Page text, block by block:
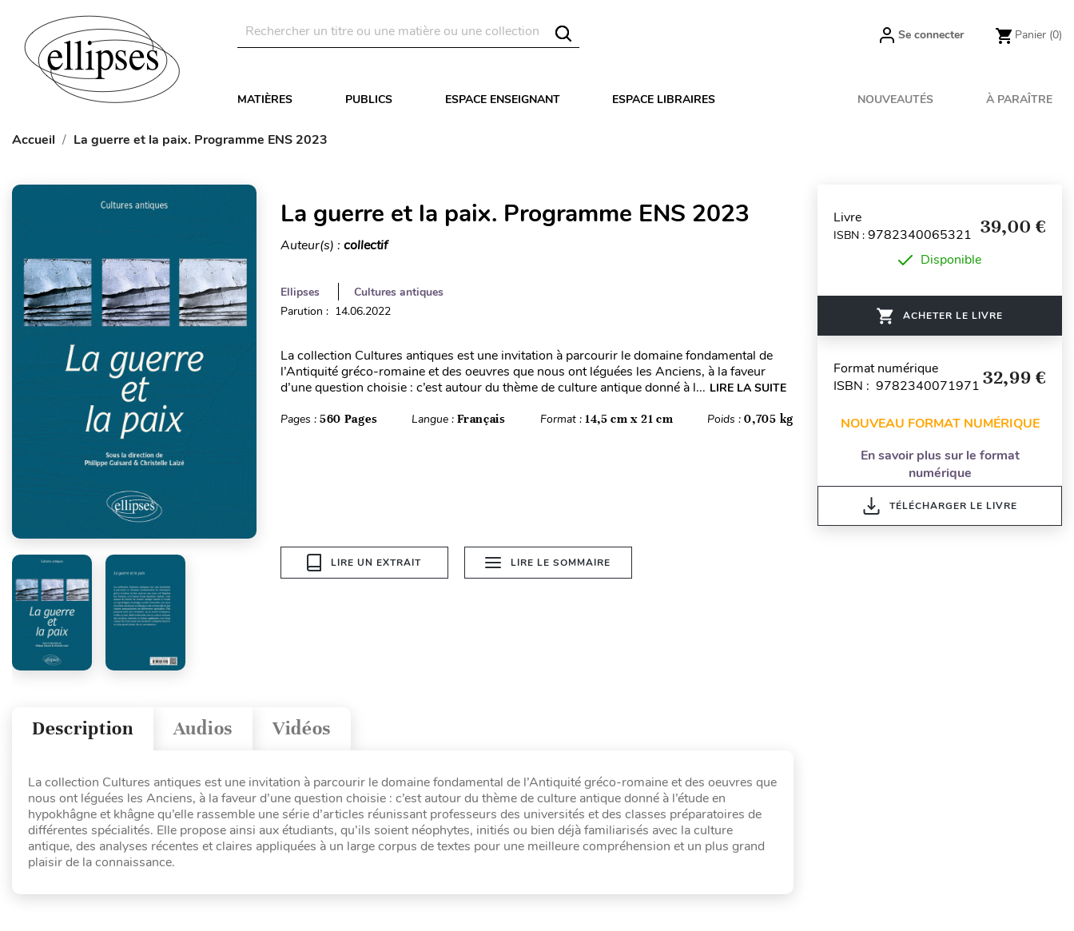
Se connecter Panier (0)
MATIÈRES PUBLICS ESPACE ENSEIGNANT ESPACE LIBRAIRES NOUVEAUTÉS À PARAÎTRE
Accueil La guerre et la paix. Programme ENS 2023
La guerre et la paix. Programme ENS 2023
Auteur(s) : collectif
Ellipses
Cultures antiques
Parution : 14.06.2022
La collection Cultures antiques est une invitation à parcourir le domaine fondamental de
l’Antiquité gréco-romaine et des oeuvres que nous ont léguées les Anciens, à la faveur
d’une question choisie : c’est autour du thème de culture antique donné à l... LIRE LA SUITE
Pages : 560 Pages Langue :Français Format : 14,5 cm x 21 cm Poids :0,705 kg
LIRE UN EXTRAIT LIRE LE SOMMAIRE
Vidéos
Audios
Description
La collection Cultures antiques est une invitation à parcourir le domaine fondamental de l’Antiquité gréco-romaine et des oeuvres que
nous ont léguées les Anciens, à la faveur d’une question choisie : c’est autour du thème de culture antique donné à l’étude en
hypokhâgne et khâgne qu’elle rassemble une série d’articles réunissant professeurs des universités et des classes préparatoires de
différentes spécialités. Elle propose ainsi aux étudiants, qu’ils soient néophytes, initiés ou bien déjà familiarisés avec la culture
antique, des analyses récentes et claires appliquées à un large corpus de textes pour une meilleure compréhension et un plus grand
plaisir de la connaissance.
Livre
ISBN : 9782340065321 39,00 €
Disponible
ACHETER LE LIVRE
Format numérique
ISBN : 9782340071971 32,99 €
NOUVEAU FORMAT NUMÉRIQUE
En savoir plus sur le format
numérique
TÉLÉCHARGER LE LIVRE